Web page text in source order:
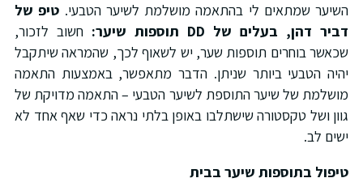
שמתאים לי בהתאמה מושלמת לשיער הטבעי.טיפ של
דהן, בעלים שלDD תוספות שיער:חשוב לזכור,
בוחרים תוספות שער, יש לשאוף לכך, שהמראה שיתקבל
הטבעי ביותר שניתן. הדבר מתאפשר, באמצעות התאמה
של שיער התוספת לשיער הטבעי – התאמה מדויקת של
ושל טקסטורה שישתלבו באופן בלתי נראה כדי שאף אחד לא
לב.
בתוספות שיער בבית